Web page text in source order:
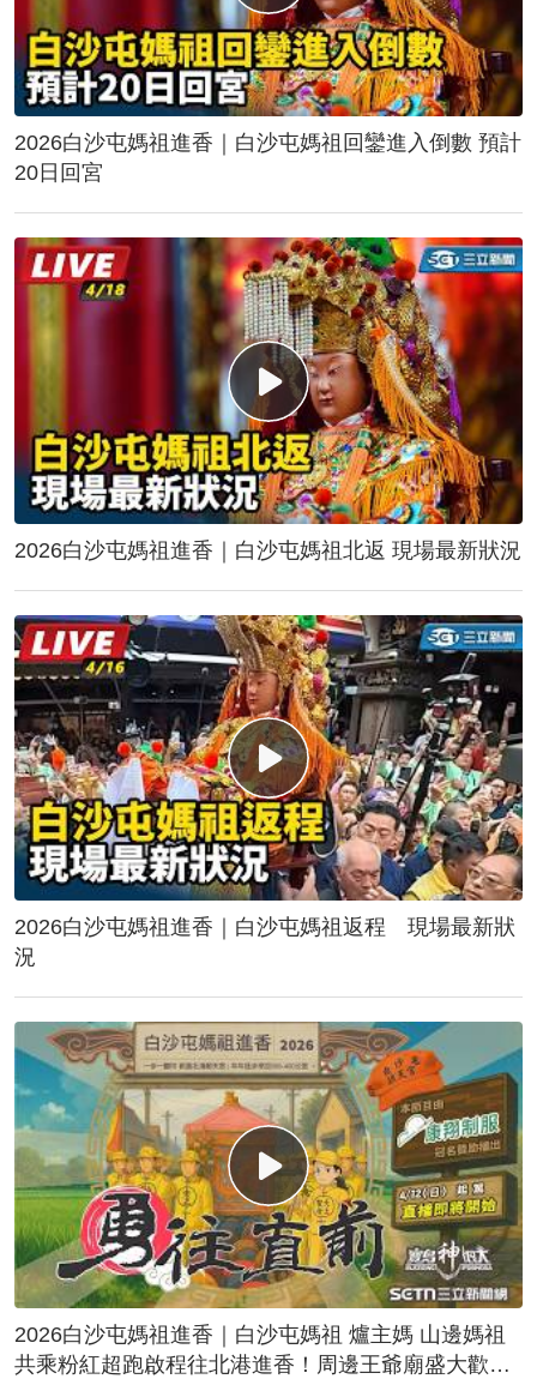
2026白沙屯媽祖進香｜白沙屯媽祖回鑾進入倒數 預計
20日回宮
2026白沙屯媽祖進香｜白沙屯媽祖北返 現場最新狀況
2026白沙屯媽祖進香｜白沙屯媽祖返程 現場最新狀
況
2026白沙屯媽祖進香｜白沙屯媽祖 爐主媽 山邊媽祖
共乘粉紅超跑啟程往北港進香！周邊王爺廟盛大歡